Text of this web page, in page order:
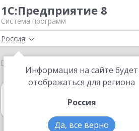
1С:Предприятие 8
Система программ
Россия
Информация на сайте будет
отображаться для региона
Россия
Да, все верно
Главная 1С:Бухгалтерия
в